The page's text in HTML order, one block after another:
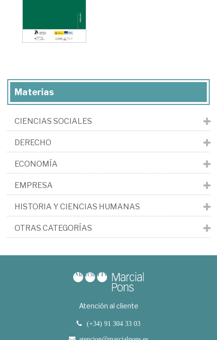
Materias
CIENCIAS SOCIALES
DERECHO
ECONOMÍA
EMPRESA
HISTORIA Y CIENCIAS HUMANAS
OTRAS CATEGORÍAS
Atención al cliente
(+34) 91 304 33 03